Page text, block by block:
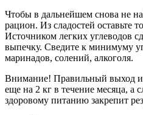
Чтобы в дальнейшем снова не
рацион. Из сладостей оставьте
Источником легких углеводов
выпечку. Сведите к минимуму
маринадов, солений, алкоголя.
Внимание! Правильный выход
еще на 2 кг в течение месяца, а
здоровому питанию закрепит